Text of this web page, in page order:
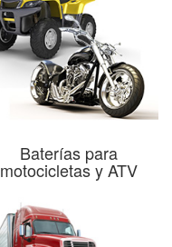
Baterías para
motocicletas y ATV